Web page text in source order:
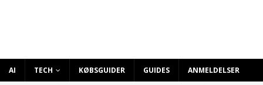
AI TECH KØBSGUIDER GUIDES ANMELDELSER